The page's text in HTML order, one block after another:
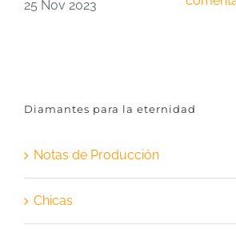
25 Nov 2023
Diamantes para la eternidad
Notas de Producción
Chicas